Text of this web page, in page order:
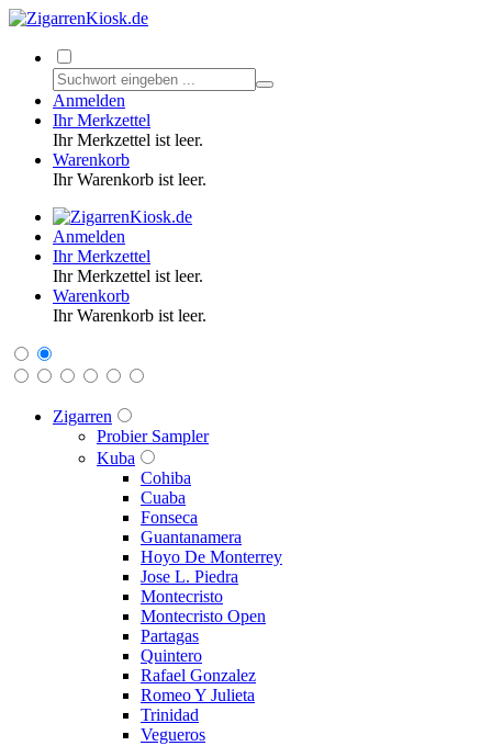
Anmelden
Ihr Merkzettel
Ihr Merkzettel ist leer.
Warenkorb
Ihr Warenkorb ist leer.
Anmelden
Ihr Merkzettel
Ihr Merkzettel ist leer.
Warenkorb
Ihr Warenkorb ist leer.
Zigarren
Probier Sampler
Kuba
Cohiba
Cuaba
Fonseca
Guantanamera
Hoyo De Monterrey
Jose L. Piedra
Montecristo
Montecristo Open
Partagas
Quintero
Rafael Gonzalez
Romeo Y Julieta
Trinidad
Vegueros